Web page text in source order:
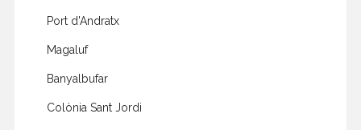
Port d'Andratx
Magaluf
Banyalbufar
Colònia Sant Jordi